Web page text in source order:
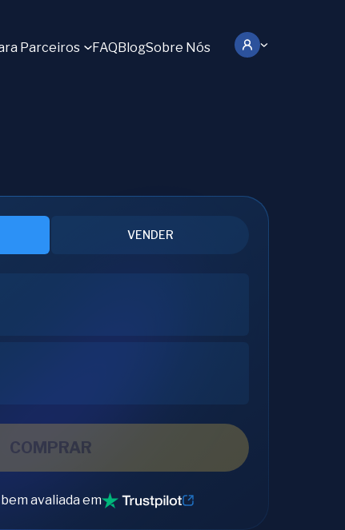
Parceiros FAQBlogSobre Nós
VENDER
COMPRAR
avaliada em